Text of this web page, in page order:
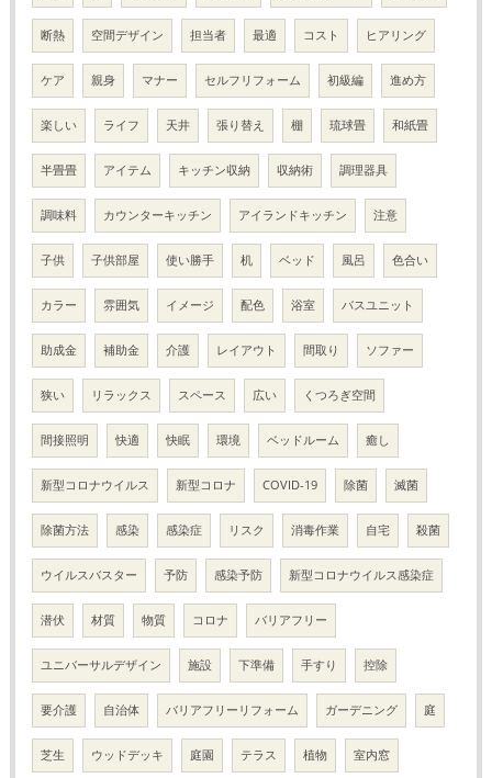
断熱 空間デザイン 担当者 最適 コスト ヒアリング
ケア 親身 マナー セルフリフォーム 初級編 進め方
楽しい ライフ 天井 張り替え 棚 琉球畳 和紙畳
半畳畳 アイテム キッチン収納 収納術 調理器具
調味料 カウンターキッチン アイランドキッチン 注意
子供 子供部屋 使い勝手 机 ベッド 風呂 色合い
カラー 雰囲気 イメージ 配色 浴室 バスユニット
助成金 補助金 介護 レイアウト 間取り ソファー
狭い リラックス スペース 広い くつろぎ空間
間接照明 快適 快眠 環境 ベッドルーム 癒し
新型コロナウイルス 新型コロナ COVID-19 除菌 滅菌
除菌方法 感染 感染症 リスク 消毒作業 自宅 殺菌
ウイルスバスター 予防 感染予防 新型コロナウイルス感染症
潜伏 材質 物質 コロナ バリアフリー
ユニバーサルデザイン 施設 下準備 手すり 控除
要介護 自治体 バリアフリーリフォーム ガーデニング 庭
芝生 ウッドデッキ 庭園 テラス 植物 室内窓